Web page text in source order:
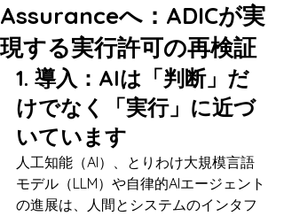
Assuranceへ：ADICが実
現する実行許可の再検証
1. 導入：AIは「判断」だ
けでなく「実行」に近づ
いています
人工知能（AI）、とりわけ大規模言語
モデル（LLM）や自律的AIエージェント
の進展は、人間とシステムのインタフ